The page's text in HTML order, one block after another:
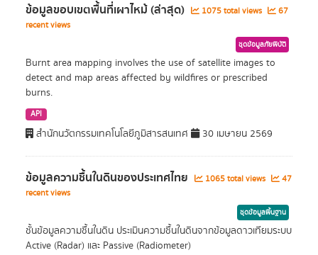
ข้อมูลขอบเขตพื้นที่เผาไหม้ (ล่าสุด) 1075 total views
67
recent views
ชุดข้อมูลภัยพิบัติ
Burnt area mapping involves the use of satellite images to
detect and map areas affected by wildfires or prescribed
burns.
API
สำนักนวัตกรรมเทคโนโลยีภูมิสารสนเทศ 30 เมษายน 2569
ข้อมูลความชื้นในดินของประเทศไทย 1065 total views
47
recent views
ชุดข้อมูลพื้นฐาน
ชั้นข้อมูลความชื้นในดิน ประเมินความชื้นในดินจากข้อมูลดาวเทียมระบบ
Active (Radar) และ Passive (Radiometer)